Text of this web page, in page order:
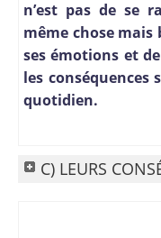
n’est pas de se
même chose
ses émotions et
les
quotidien.
C) LEURS